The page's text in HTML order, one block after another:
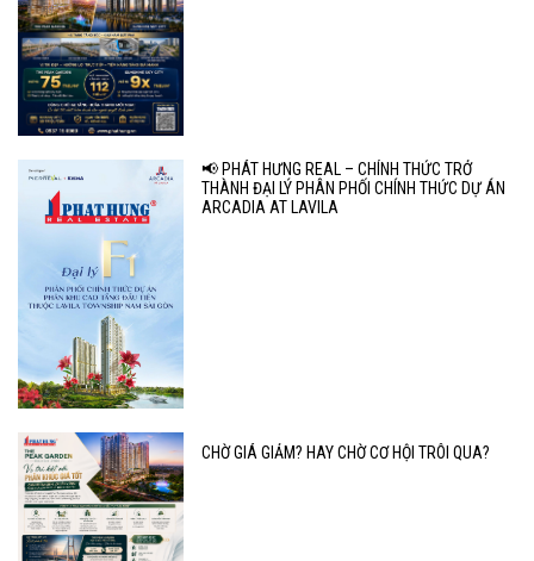
📢 PHÁT HƯNG REAL – CHÍNH THỨC TRỞ
THÀNH ĐẠI LÝ PHÂN PHỐI CHÍNH THỨC DỰ ÁN
ARCADIA AT LAVILA
CHỜ GIÁ GIẢM? HAY CHỜ CƠ HỘI TRÔI QUA?